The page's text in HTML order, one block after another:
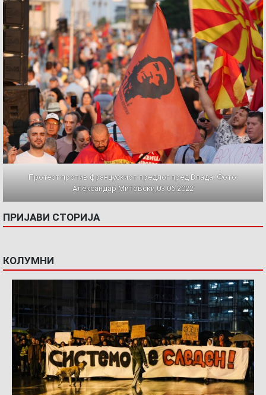
Протест против францускиот предлог пред Влада. Фото:
Александар Митовски,03.06.2022
ПРИЈАВИ СТОРИЈА
КОЛУМНИ